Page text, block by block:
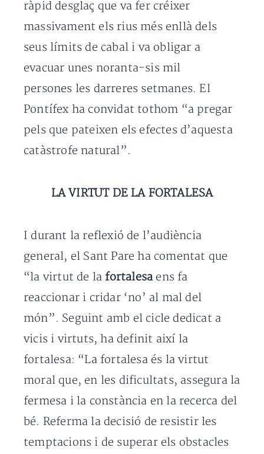
ràpid desglaç que va fer créixer
massivament els rius més enllà dels
seus límits de cabal i va obligar a
evacuar unes noranta-sis mil
persones les darreres setmanes. El
Pontífex ha convidat tothom “a pregar
pels que pateixen els efectes d’aquesta
catàstrofe natural”.
LA VIRTUT DE LA FORTALESA
I durant la reflexió de l’audiència
general, el Sant Pare ha comentat que
“la virtut de lafortalesa ens fa
reaccionar i cridar ‘no’ al mal del
món”. Seguint amb el cicle dedicat a
vicis i virtuts, ha definit així la
fortalesa: “La fortalesa és la virtut
moral que, en les dificultats, assegura la
fermesa i la constància en la recerca del
bé. Referma la decisió de resistir les
temptacions i de superar els obstacles